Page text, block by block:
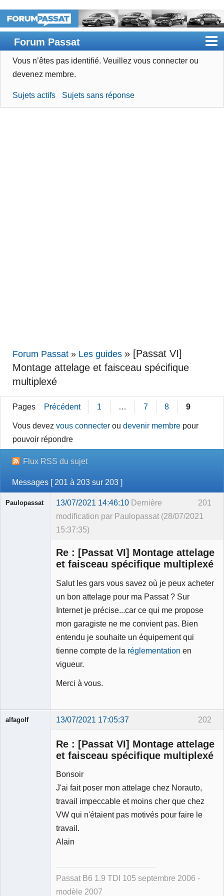
Forum Passat
Accueil
Devenir membre
Vous n’êtes pas identifié. Veuillez vous connecter ou
devenez membre.
Sujets actifs Sujets sans réponse
Forum Passat » Les guides » [Passat VI]
Montage attelage et faisceau spécifique
multiplexé
Pages Précédent 1 … 7 8 9
Vous devezvous connecter oudevenir membre pour
pouvoir répondre
Flux RSS du sujet
Messages [ 201 à 203 sur 203 ]
201
Paulopassat 13/07/2021 14:46:10 Dernière
modification par Paulopassat (28/07/2021
15:37:35)
Re : [Passat VI] Montage attelage
et faisceau spécifique multiplexé
Salut les gars vous savez où je peux acheter
un bon attelage pour ma Passat ? Sur
Internet je précise...car ce qui me propose
mon garagiste ne me convient pas. Bien
entendu je souhaite un équipement qui
tienne compte de la réglementation en
vigueur.
Merci à vous.
202
alfagolf 13/07/2021 17:05:37
Re : [Passat VI] Montage attelage
et faisceau spécifique multiplexé
Bonsoir
J'ai fait poser mon attelage chez Norauto,
travail impeccable et moins cher que chez
VW qui n'étaient pas motivés pour faire le
travail.
Alain
Passat B6 1.9 TDI 105 septembre 2006 -
modèle 2007